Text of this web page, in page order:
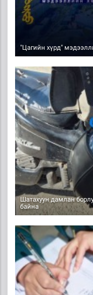
"Цагийн хүрд"
Шатахуун дамлан
байна